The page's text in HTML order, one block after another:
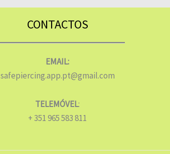
CONTACTOS
EMAIL:
safepiercing.app.pt@gmail.com
TELEMÓVEL:
+ 351 965 583 811